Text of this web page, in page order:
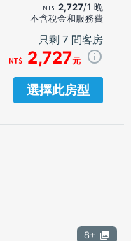
2,727/1 晚
不含稅金和服務費
只剩 7 間客房
2,727元
選擇此房型
8+